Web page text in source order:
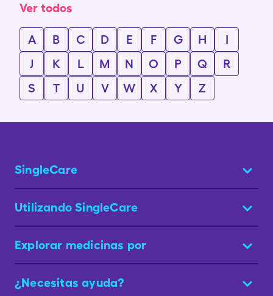
Ver todos
A B C D E F G H
I
J
K L M N O P Q
R
S
T U V W X Y Z
SingleCare
Utilizando SingleCare
Explorar medicinas por
¿Necesitas ayuda?